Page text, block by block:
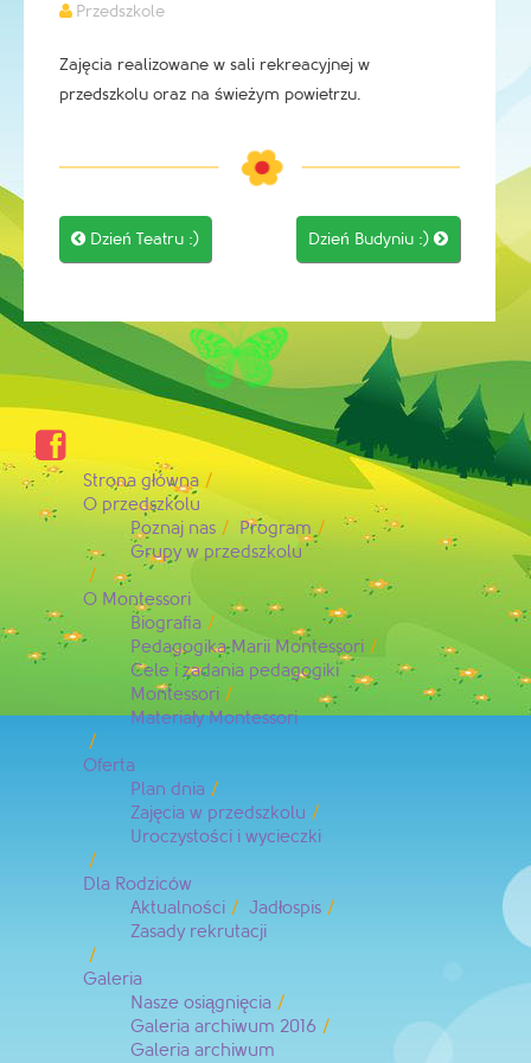
Przedszkole
Zajęcia realizowane w sali rekreacyjnej w
przedszkolu oraz na świeżym powietrzu.
Post
 Dzień Teatru :) Dzień Budyniu :) 

Strona główna
O przedszkolu
Poznaj nas
Program
Grupy w przedszkolu
O Montessori
Biografia
Pedagogika Marii Montessori
Cele i zadania pedagogiki
Montessori
Materiały Montessori
Oferta
Plan dnia
Zajęcia w przedszkolu
Uroczystości i wycieczki
Dla Rodziców
Aktualności
Jadłospis
Zasady rekrutacji
Galeria
Nasze osiągnięcia
Galeria archiwum 2016
Galeria archiwum